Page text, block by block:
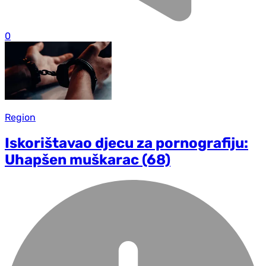
0
Region
Iskorištavao djecu za pornografiju:
Uhapšen muškarac (68)